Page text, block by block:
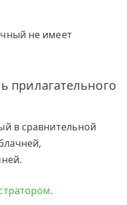
не имеет
прилагательного
в сравнительной